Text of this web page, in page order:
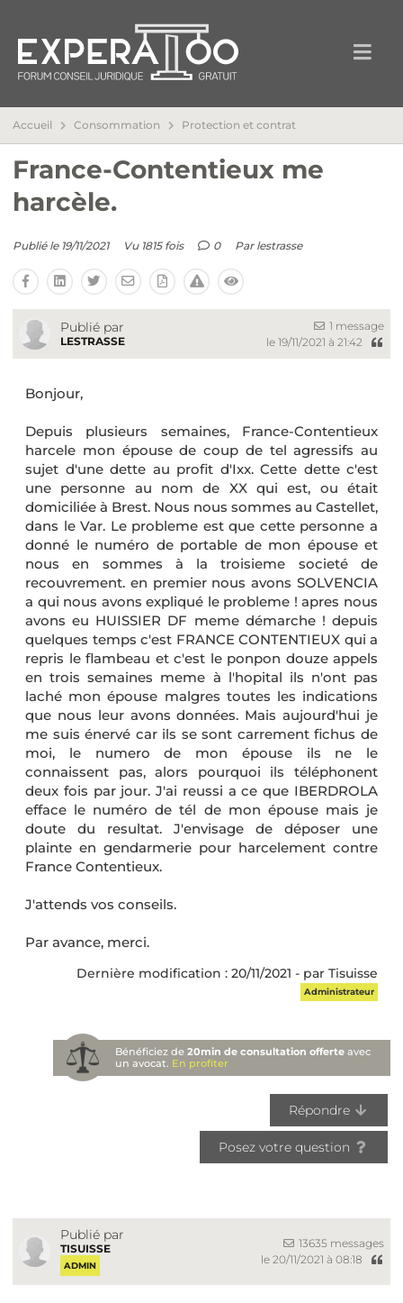
Accueil Consommation Protection et contrat
France-Contentieux me
harcèle.
Publié le 19/11/2021 Vu 1815 fois 0 Par lestrasse
Publié par
LESTRASSE
1 message
le 19/11/2021 à 21:42
Bonjour,
Depuis plusieurs semaines, France-Contentieux
harcele mon épouse de coup de tel agressifs au
sujet d'une dette au profit d'Ixx. Cette dette c'est
une personne au nom de XX qui est, ou était
domiciliée à Brest. Nous nous sommes au Castellet,
dans le Var. Le probleme est que cette personne a
donné le numéro de portable de mon épouse et
nous en sommes à la troisieme societé de
recouvrement. en premier nous avons SOLVENCIA
a qui nous avons expliqué le probleme ! apres nous
avons eu HUISSIER DF meme démarche ! depuis
quelques temps c'est FRANCE CONTENTIEUX qui a
repris le flambeau et c'est le ponpon douze appels
en trois semaines meme à l'hopital ils n'ont pas
laché mon épouse malgres toutes les indications
que nous leur avons données. Mais aujourd'hui je
me suis énervé car ils se sont carrement fichus de
moi, le numero de mon épouse ils ne le
connaissent pas, alors pourquoi ils téléphonent
deux fois par jour. J'ai reussi a ce que IBERDROLA
efface le numéro de tél de mon épouse mais je
doute du resultat. J'envisage de déposer une
plainte en gendarmerie pour harcelement contre
France Contentieux.
J'attends vos conseils.
Par avance, merci.
Dernière modification : 20/11/2021 - par Tisuisse
Administrateur
Bénéficiez de20min de consultation offerte avec
un avocat. En profiter
Répondre
Posez votre question
Publié par
TISUISSE
ADMIN
13635 messages
le 20/11/2021 à 08:18